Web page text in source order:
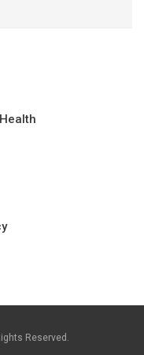
Reserved.